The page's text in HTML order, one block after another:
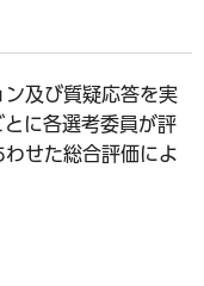
及び質疑応答を実
に各選考委員が評
せた総合評価によ